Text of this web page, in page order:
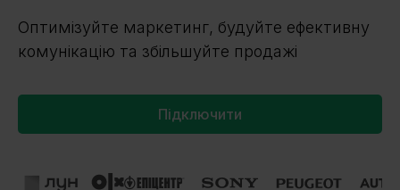
Оптимізуйте маркетинг, будуйте ефективну
комунікацію та збільшуйте продажі
Підключити